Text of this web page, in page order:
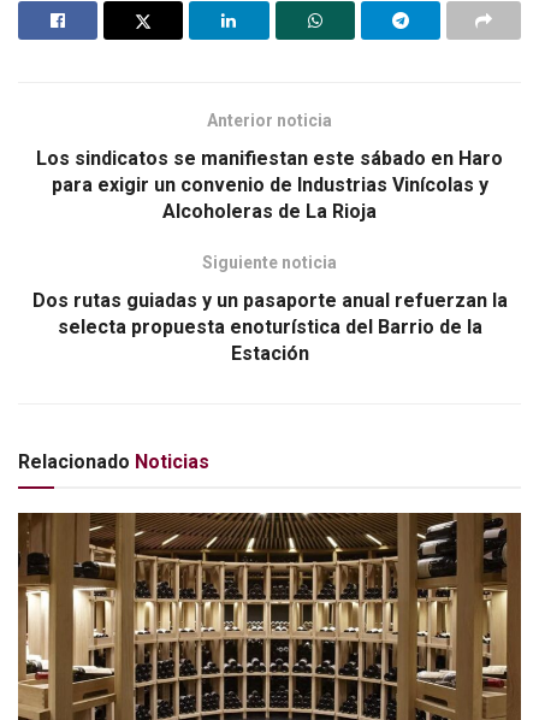
o
ar
Anterior noticia
Los sindicatos se manifiestan este sábado en Haro
para exigir un convenio de Industrias Vinícolas y
Alcoholeras de La Rioja
Siguiente noticia
Dos rutas guiadas y un pasaporte anual refuerzan la
selecta propuesta enoturística del Barrio de la
Estación
Relacionado Noticias